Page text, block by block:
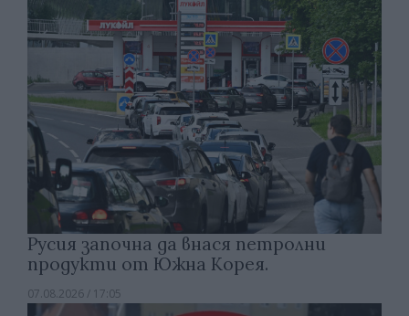
Русия започна да внася петролни
продукти от Южна Корея.
07.08.2026 / 17:05